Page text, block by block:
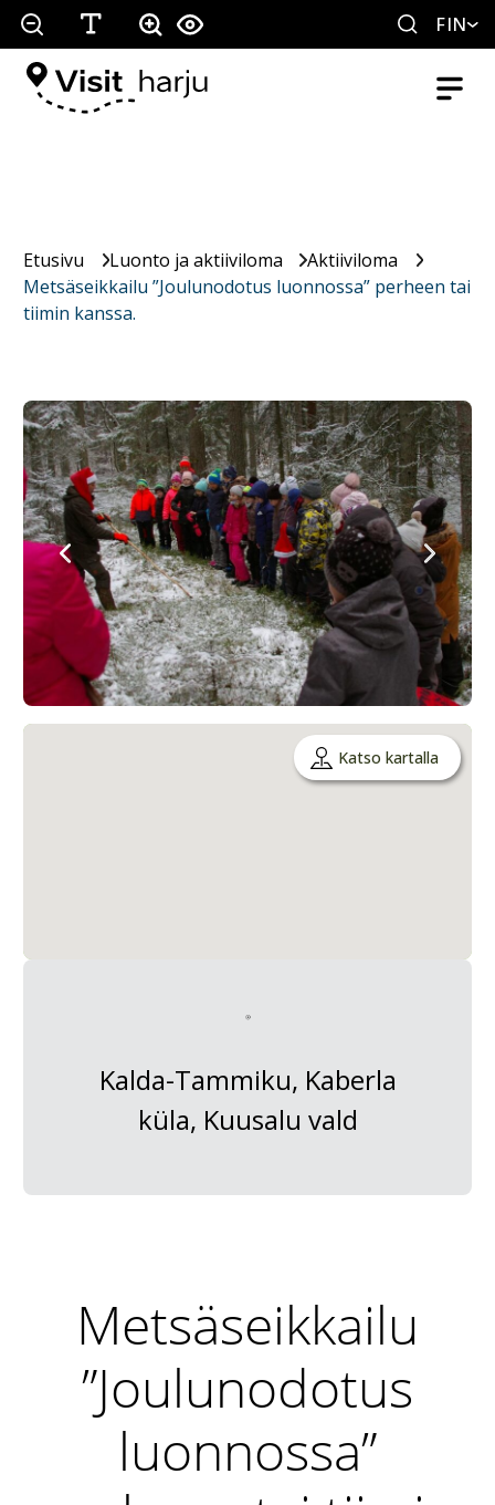
FIN
Etusivu Luonto ja aktiiviloma
Aktiiviloma
Metsäseikkailu ”Joulunodotus luonnossa” perheen tai
tiimin kanssa.
Katso kartalla
Kalda-Tammiku, Kaberla
küla, Kuusalu vald
Metsäseikkailu
”Joulunodotus
luonnossa”